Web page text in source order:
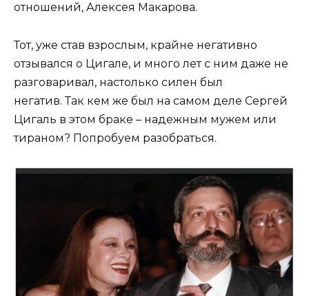
отношений, Алексея Макарова.
Тот, уже став взрослым, крайне негативно
отзывался о Цигале, и много лет с ним даже не
разговаривал, настолько силен был
негатив. Так кем же был на самом деле Сергей
Цигаль в этом браке – надежным мужем или
тираном? Попробуем разобраться.